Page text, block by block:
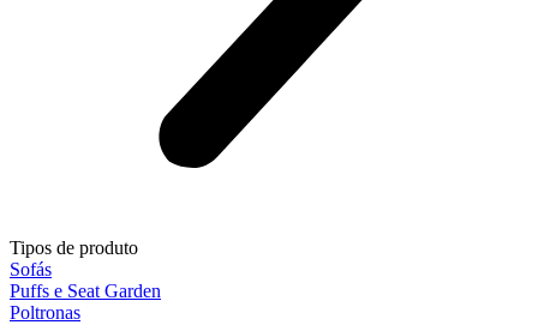
Tipos de produto
Sofás
Puffs e Seat Garden
Poltronas